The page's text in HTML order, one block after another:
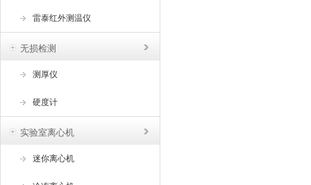
雷泰红外测温仪
无损检测
测厚仪
硬度计
实验室离心机
迷你离心机